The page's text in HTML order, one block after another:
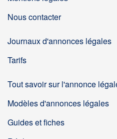
Nous contacter
Journaux d'annonces légales
Tarifs
Tout savoir sur l'annonce
Modèles d'annonces légales
Guides et fiches